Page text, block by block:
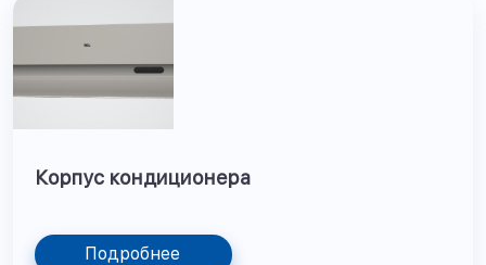
Корпус кондиционера
Подробнее